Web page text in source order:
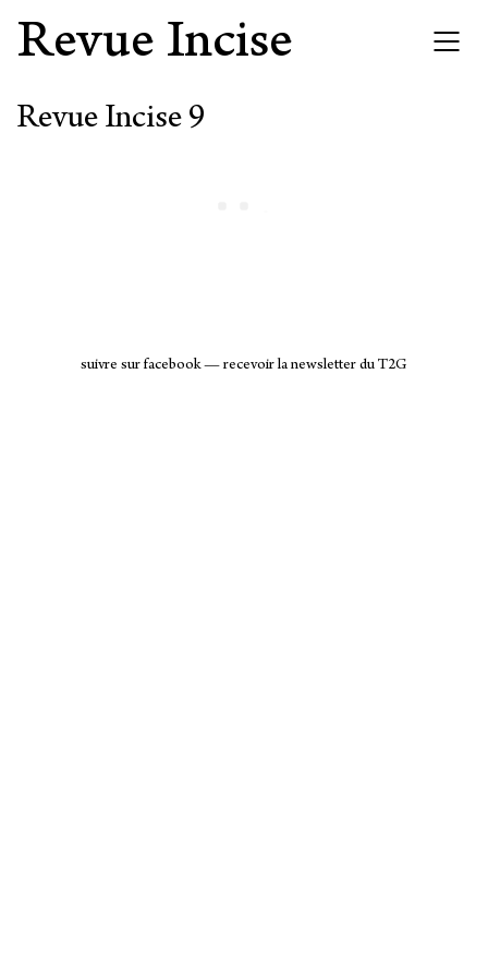
Revue Incise
Revue Incise 9
suivre sur facebook— recevoir la newsletter du T2G